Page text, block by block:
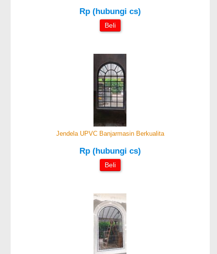
Rp (hubungi cs)
Beli
Jendela UPVC Banjarmasin Berkualita
Rp (hubungi cs)
Beli